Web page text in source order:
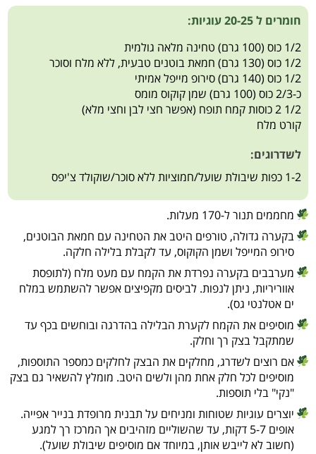
חומרים ל 20-25 עוגיות:
1/2 כוס (100 גרם) טחינה מלאה גולמית
1/2 כוס (130 גרם) חמאת בוטנים טבעית, ללא מלח וסוכר
1/2 כוס (140 גרם) סירופ מייפל אמיתי
כ-2/3 כוס (100 גרם) שמן קוקוס מומס
1/2 2 כוסות קמח תופח (אפשר חצי לבן וחצי מלא)
קורט מלח
לשדרוגים:
1-2 כפות שיבולת שועל/חמוציות ללא סוכר/שוקולד צ'יפס
מחממים תנור ל-170 מעלות.
בקערה גדולה, טורפים היטב את הטחינה עם חמאת הבוטנים,
סירופ המייפל ושמן הקוקוס, עד לקבלת בלילה חלקה.
מערבבים בקערה נפרדת את הקמח עם מעט מלח (לתופסת
אווריריות, ניתן לנפות. לביסים מקפיצים אפשר להשתמש במלח
ים אטלנטי גס).
מוסיפים את הקמח לקערת הבלילה בהדרגה ובוחשים בכף עד
שמתקבל בצק רך וחלק.
אם רוצים לשדרג, מחלקים את הבצק לחלקים כמספר התוספות,
מוסיפים לכל חלק אחת מהן ולשים היטב. מומלץ להשאיר גם בצק
"נקי" בלי תוספות.
יוצרים עוגיות שטוחות ומניחים על תבנית מרופדת בנייר אפייה.
אופים 5-7 דקות, עד שהשוליים מזהיבים אך המרכז רך למגע
(חשוב לא לייבש אותן, במיוחד אם מוסיפים שיבולת שועל).